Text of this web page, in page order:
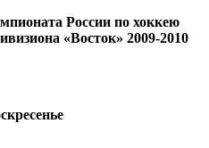
России по хоккею
«Восток» 2009-2010